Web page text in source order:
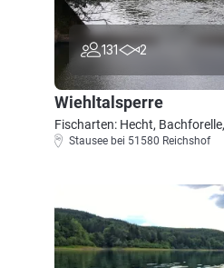
131 2
Wiehltalsperre
Fischarten: Hecht,
Stausee bei 51580 Reichshof